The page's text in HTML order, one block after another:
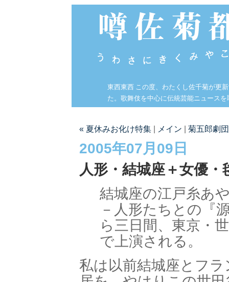
東西東西 この度、わたくし佐千菊が更
た。歌舞伎を中心に伝統芸能ニュース
« 夏休みお化け特集 メイン 菊五郎劇
2005年07月09日
人形・結城座＋女優・
結城座の江戸糸あ
－人形たちとの『
ら三日間、東京・
で上演される。
私は以前結城座とフ